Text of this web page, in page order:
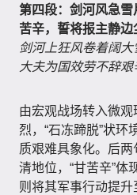
第四段：剑河风急
苦辛，誓将报主静边
剑河上狂风卷着阔
大夫为国效劳不辞艰
由宏观战场转入微观
烈，“石冻蹄脱”状
质艰难具象化。后两
清地位，“甘苦辛”体
则将其军事行动提